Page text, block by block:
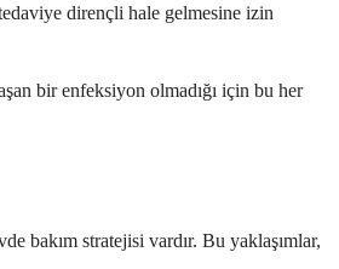
dirençli hale gelmesine izin
bir enfeksiyon olmadığı için bu her
bakım stratejisi vardır. Bu yaklaşımlar,